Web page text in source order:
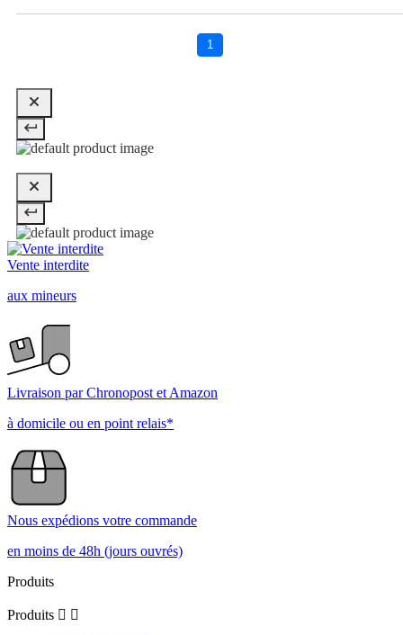
1
Vente interdite
aux mineurs
Livraison par Chronopost et Amazon
à domicile ou en point relais*
Nous expédions votre commande
en moins de 48h (jours ouvrés)
Produits
Produits  